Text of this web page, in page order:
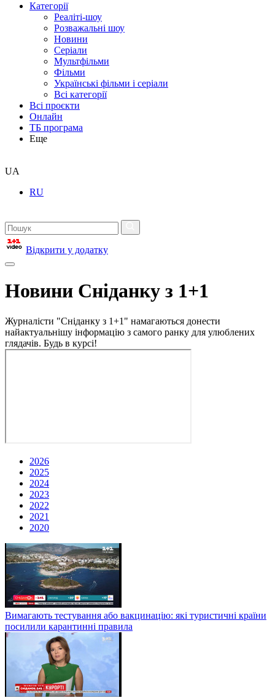
Категорії
Реаліті-шоу
Розважальні шоу
Новини
Серіали
Мультфільми
Фільми
Українські фільми і серіали
Всі категорії
Всі проєкти
Онлайн
ТБ програма
Еще
UA
RU
Відкрити у додатку
Новини Сніданку з 1+1
Журналісти "Сніданку з 1+1" намагаються донести
найактуальнішу інформацію з самого ранку для улюблених
глядачів. Будь в курсі!
2026
2025
2024
2023
2022
2021
2020
Вимагають тестування або вакцинацію: які туристичні країни
посилили карантинні правила